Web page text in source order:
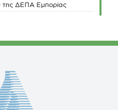
της ΔΕΠΑ Εμπορίας